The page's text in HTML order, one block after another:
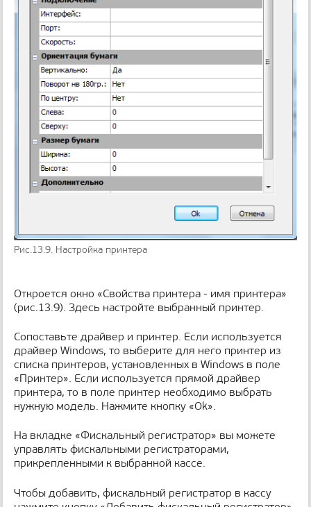
Рис.13.9. Настройка принтера
Откроется окно «Свойства принтера - имя принтера»
(рис.13.9). Здесь настройте выбранный принтер.
Сопоставьте драйвер и принтер. Если используется
драйвер Windows, то выберите для него принтер из
списка принтеров, установленных в Windows в поле
«Принтер». Если используется прямой драйвер
принтера, то в поле принтер необходимо выбрать
нужную модель. Нажмите кнопку «Ok».
На вкладке «Фискальный регистратор» вы можете
управлять фискальными регистраторами,
прикрепленными к выбранной кассе.
Чтобы добавить, фискальный регистратор в кассу